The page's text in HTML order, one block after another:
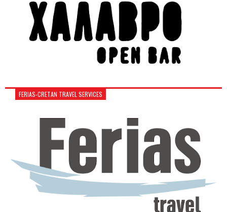
FERIAS-CRETAN TRAVEL SERVICES